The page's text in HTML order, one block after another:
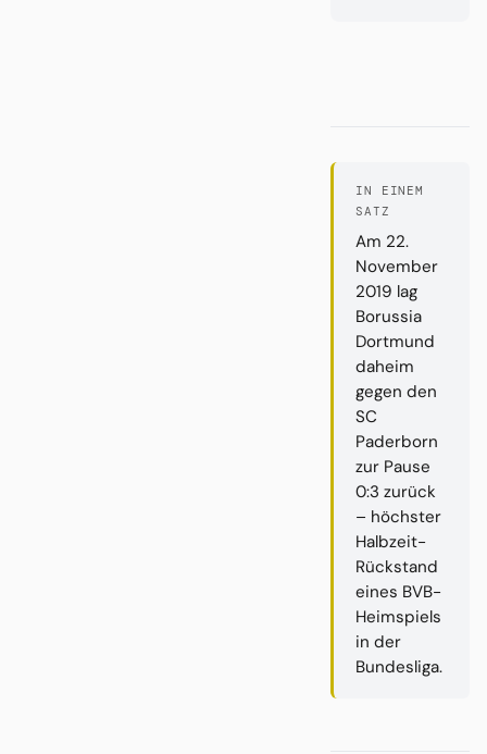
IN EINEM
SATZ
Am 22.
November
2019 lag
Borussia
Dortmund
daheim
gegen den
SC
Paderborn
zur Pause
0:3 zurück
– höchster
Halbzeit-
Rückstand
eines BVB-
Heimspiels
in der
Bundesliga.